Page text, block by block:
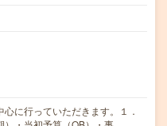
に行っていただきます。１．